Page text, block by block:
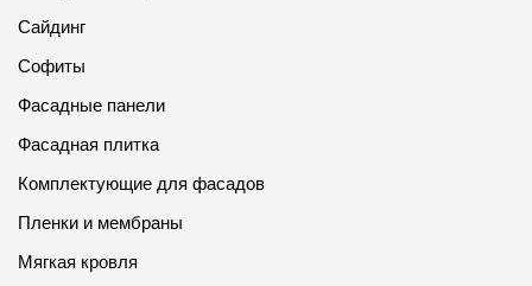
Сайдинг
Софиты
Фасадные панели
Фасадная плитка
Комплектующие для фасадов
Пленки и мембраны
Мягкая кровля